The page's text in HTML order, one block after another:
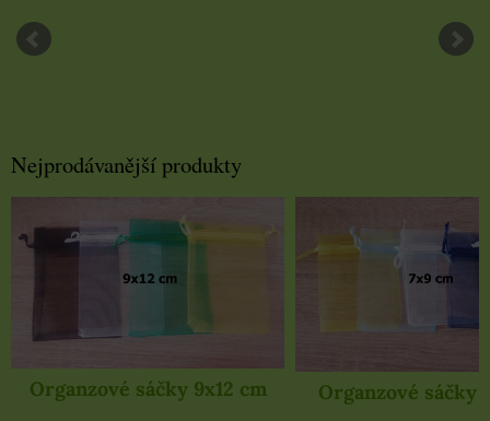
Nejprodávanější produkty
Organzové sáčky 9x12 cm Organzové sáčky